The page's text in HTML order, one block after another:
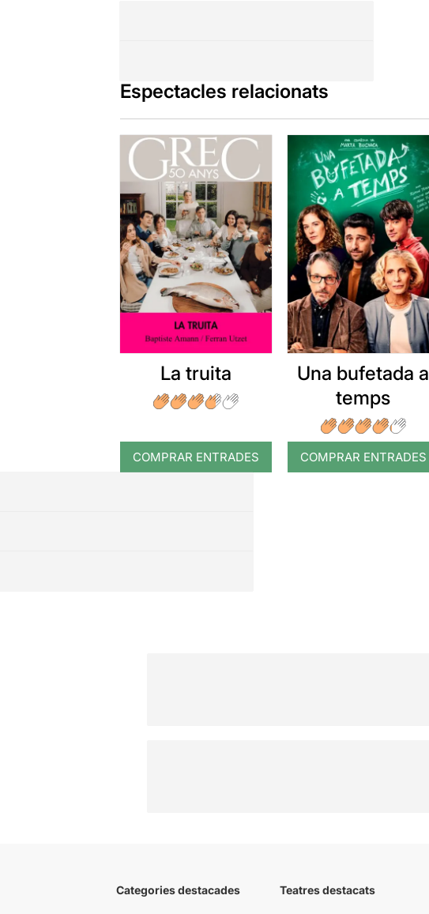
Espectacles relacionats
La truita
COMPRAR ENTRADES
Una bufetada a
temps
COMPRAR ENTRADES
Categories destacades Teatres destacats